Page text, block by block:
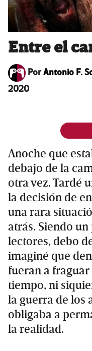
Entre el
PorAntonio F.
2020
Anoche que
debajo de la
otra vez. Tardé
la decisión de
una rara
atrás. Siendo
lectores, debo
imaginé que
fueran a
tiempo, ni
la guerra de los
obligaba a
la realidad.